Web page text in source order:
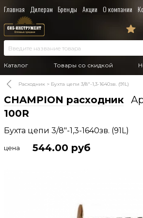
Главная Дилерам Бренды Акции О компании
Каталог Товары со скидкой
Расходник Бухта цепи 3/8"-1,3-1640зв. (91L)
CHAMPION расходник
100R
Бухта цепи 3/8"-1,3-1640зв. (91L)
цена 544.00 руб